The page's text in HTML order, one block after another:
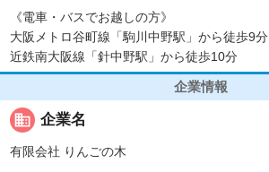
《電車・バスでお越しの方》
大阪メトロ谷町線「駒川中野駅」から徒歩9分
近鉄南大阪線「針中野駅」から徒歩10分
企業情報
business 企業名
有限会社 りんごの木